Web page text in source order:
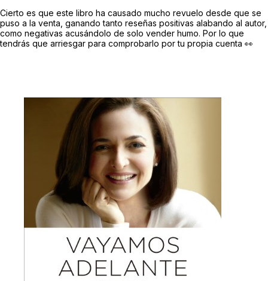
Cierto es que este libro ha causado mucho revuelo desde que se
puso a la venta, ganando tanto reseñas positivas alabando al autor,
como negativas acusándolo de solo vender humo. Por lo que
tendrás que arriesgar para comprobarlo por tu propia cuenta 👀